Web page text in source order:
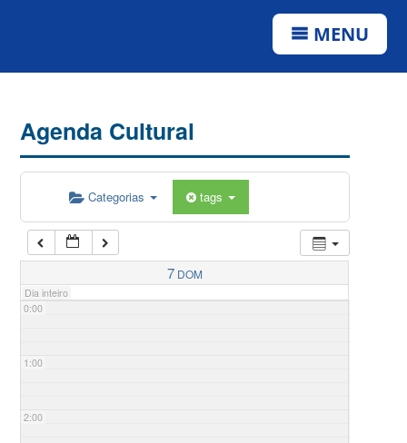
MENU
Agenda Cultural
Categorias tags
7 DOM
Dia inteiro
0:00
1:00
2:00